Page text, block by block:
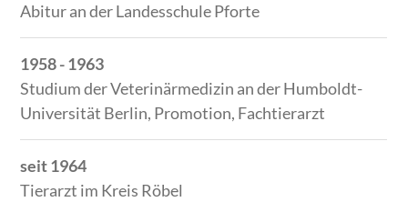
Abitur an der Landesschule Pforte
1958 - 1963
Studium der Veterinärmedizin an der Humboldt-
Universität Berlin, Promotion, Fachtierarzt
seit 1964
Tierarzt im Kreis Röbel